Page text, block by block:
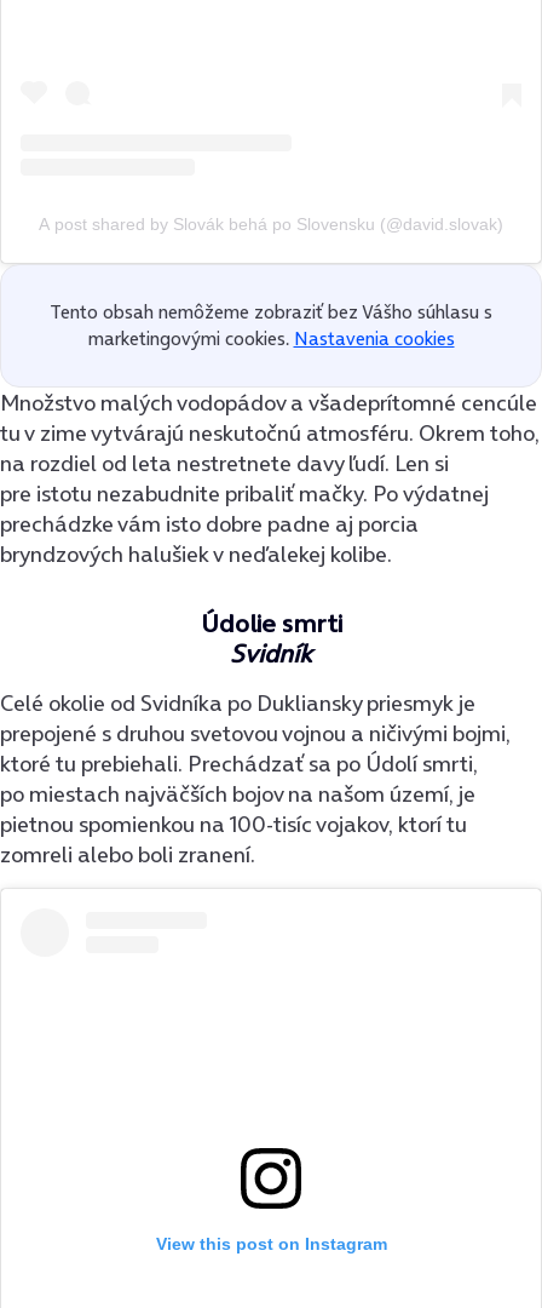
A post shared by Slovák behá po Slovensku (@david.slovak)
Tento obsah nemôžeme zobraziť bez Vášho súhlasu s
marketingovými cookies. Nastavenia cookies
Množstvo malých vodopádov a všadeprítomné cencúle
tu v zime vytvárajú neskutočnú atmosféru. Okrem toho,
na rozdiel od leta nestretnete davy ľudí. Len si
pre istotu nezabudnite pribaliť mačky. Po výdatnej
prechádzke vám isto dobre padne aj porcia
bryndzových halušiek v neďalekej kolibe.
Údolie smrti
Svidník
Celé okolie od Svidníka po Dukliansky priesmyk je
prepojené s druhou svetovou vojnou a ničivými bojmi,
ktoré tu prebiehali. Prechádzať sa po Údolí smrti,
po miestach najväčších bojov na našom území, je
pietnou spomienkou na 100-tisíc vojakov, ktorí tu
zomreli alebo boli zranení.
View this post on Instagram